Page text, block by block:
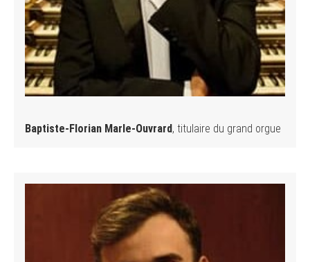
Baptiste-Florian Marle-Ouvrard, titulaire du grand orgue